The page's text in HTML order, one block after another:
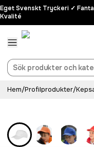
Eget Svenskt Tryckeri ✓
Kvalité
Hem/Profilprodukter/